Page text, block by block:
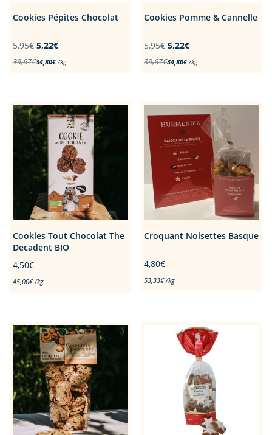
Cookies Pépites Chocolat
5,95€ Le
prix
5,95€.
5,22€Le
prix
5,22€.
39,67€34,80€ /kg
Cookies Pomme & Cannelle
5,95€ Le
prix
5,95€.
5,22€Le
prix
5,22€.
39,67€34,80€ /kg
Cookies Tout Chocolat The
Decadent BIO
4,50€
45,00€ /kg
Croquant Noisettes Basque
4,80€
53,33€ /kg